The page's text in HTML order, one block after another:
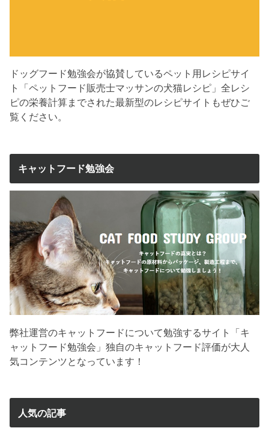
ドッグフード勉強会が協賛しているペット用レシピサイ
ト「ペットフード販売士マッサンの犬猫レシピ」全レシ
ピの栄養計算までされた最新型のレシピサイトもぜひご
覧ください。
キャットフード勉強会
弊社運営のキャットフードについて勉強するサイト「キ
ャットフード勉強会」独自のキャットフード評価が大人
気コンテンツとなっています！
人気の記事